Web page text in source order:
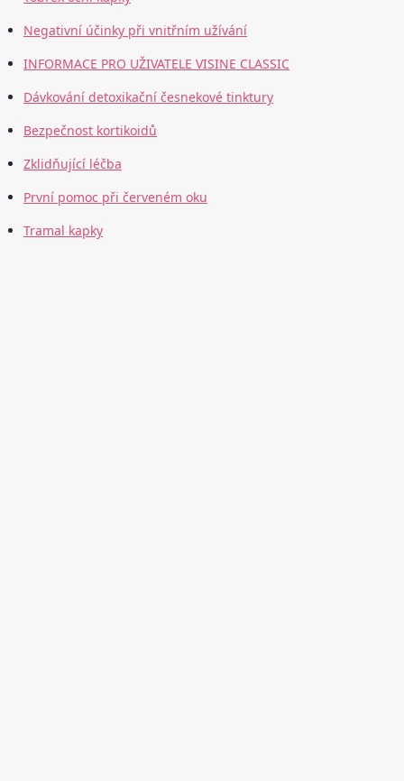
Negativní účinky při vnitřním užívání
INFORMACE PRO UŽIVATELE VISINE CLASSIC
Dávkování detoxikační česnekové tinktury
Bezpečnost kortikoidů
Zklidňující léčba
První pomoc při červeném oku
Tramal kapky